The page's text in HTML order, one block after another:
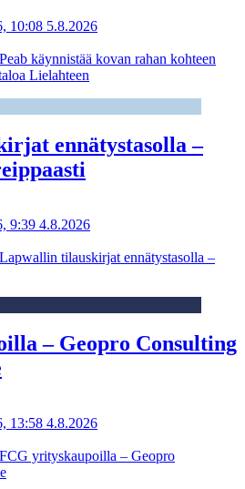
10:08 5.8.2026
käynnistää kovan rahan kohteen
Lielahteen
ennätystasolla –
9:39 4.8.2026
tilauskirjat ennätystasolla –
– Geopro Consulting
13:58 4.8.2026
yrityskaupoilla – Geopro